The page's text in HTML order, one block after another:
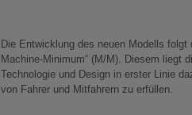
Die Entwicklung des neuen Modells folgt
Machine-Minimum“ (M/M). Diesem liegt
Technologie und Design in erster Linie
von Fahrer und Mitfahrern zu erfüllen.